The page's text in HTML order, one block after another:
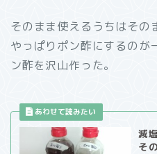
そのまま使えるうちはその
やっぱりポン酢にするのが
ン酢を沢山作った。
減
そ